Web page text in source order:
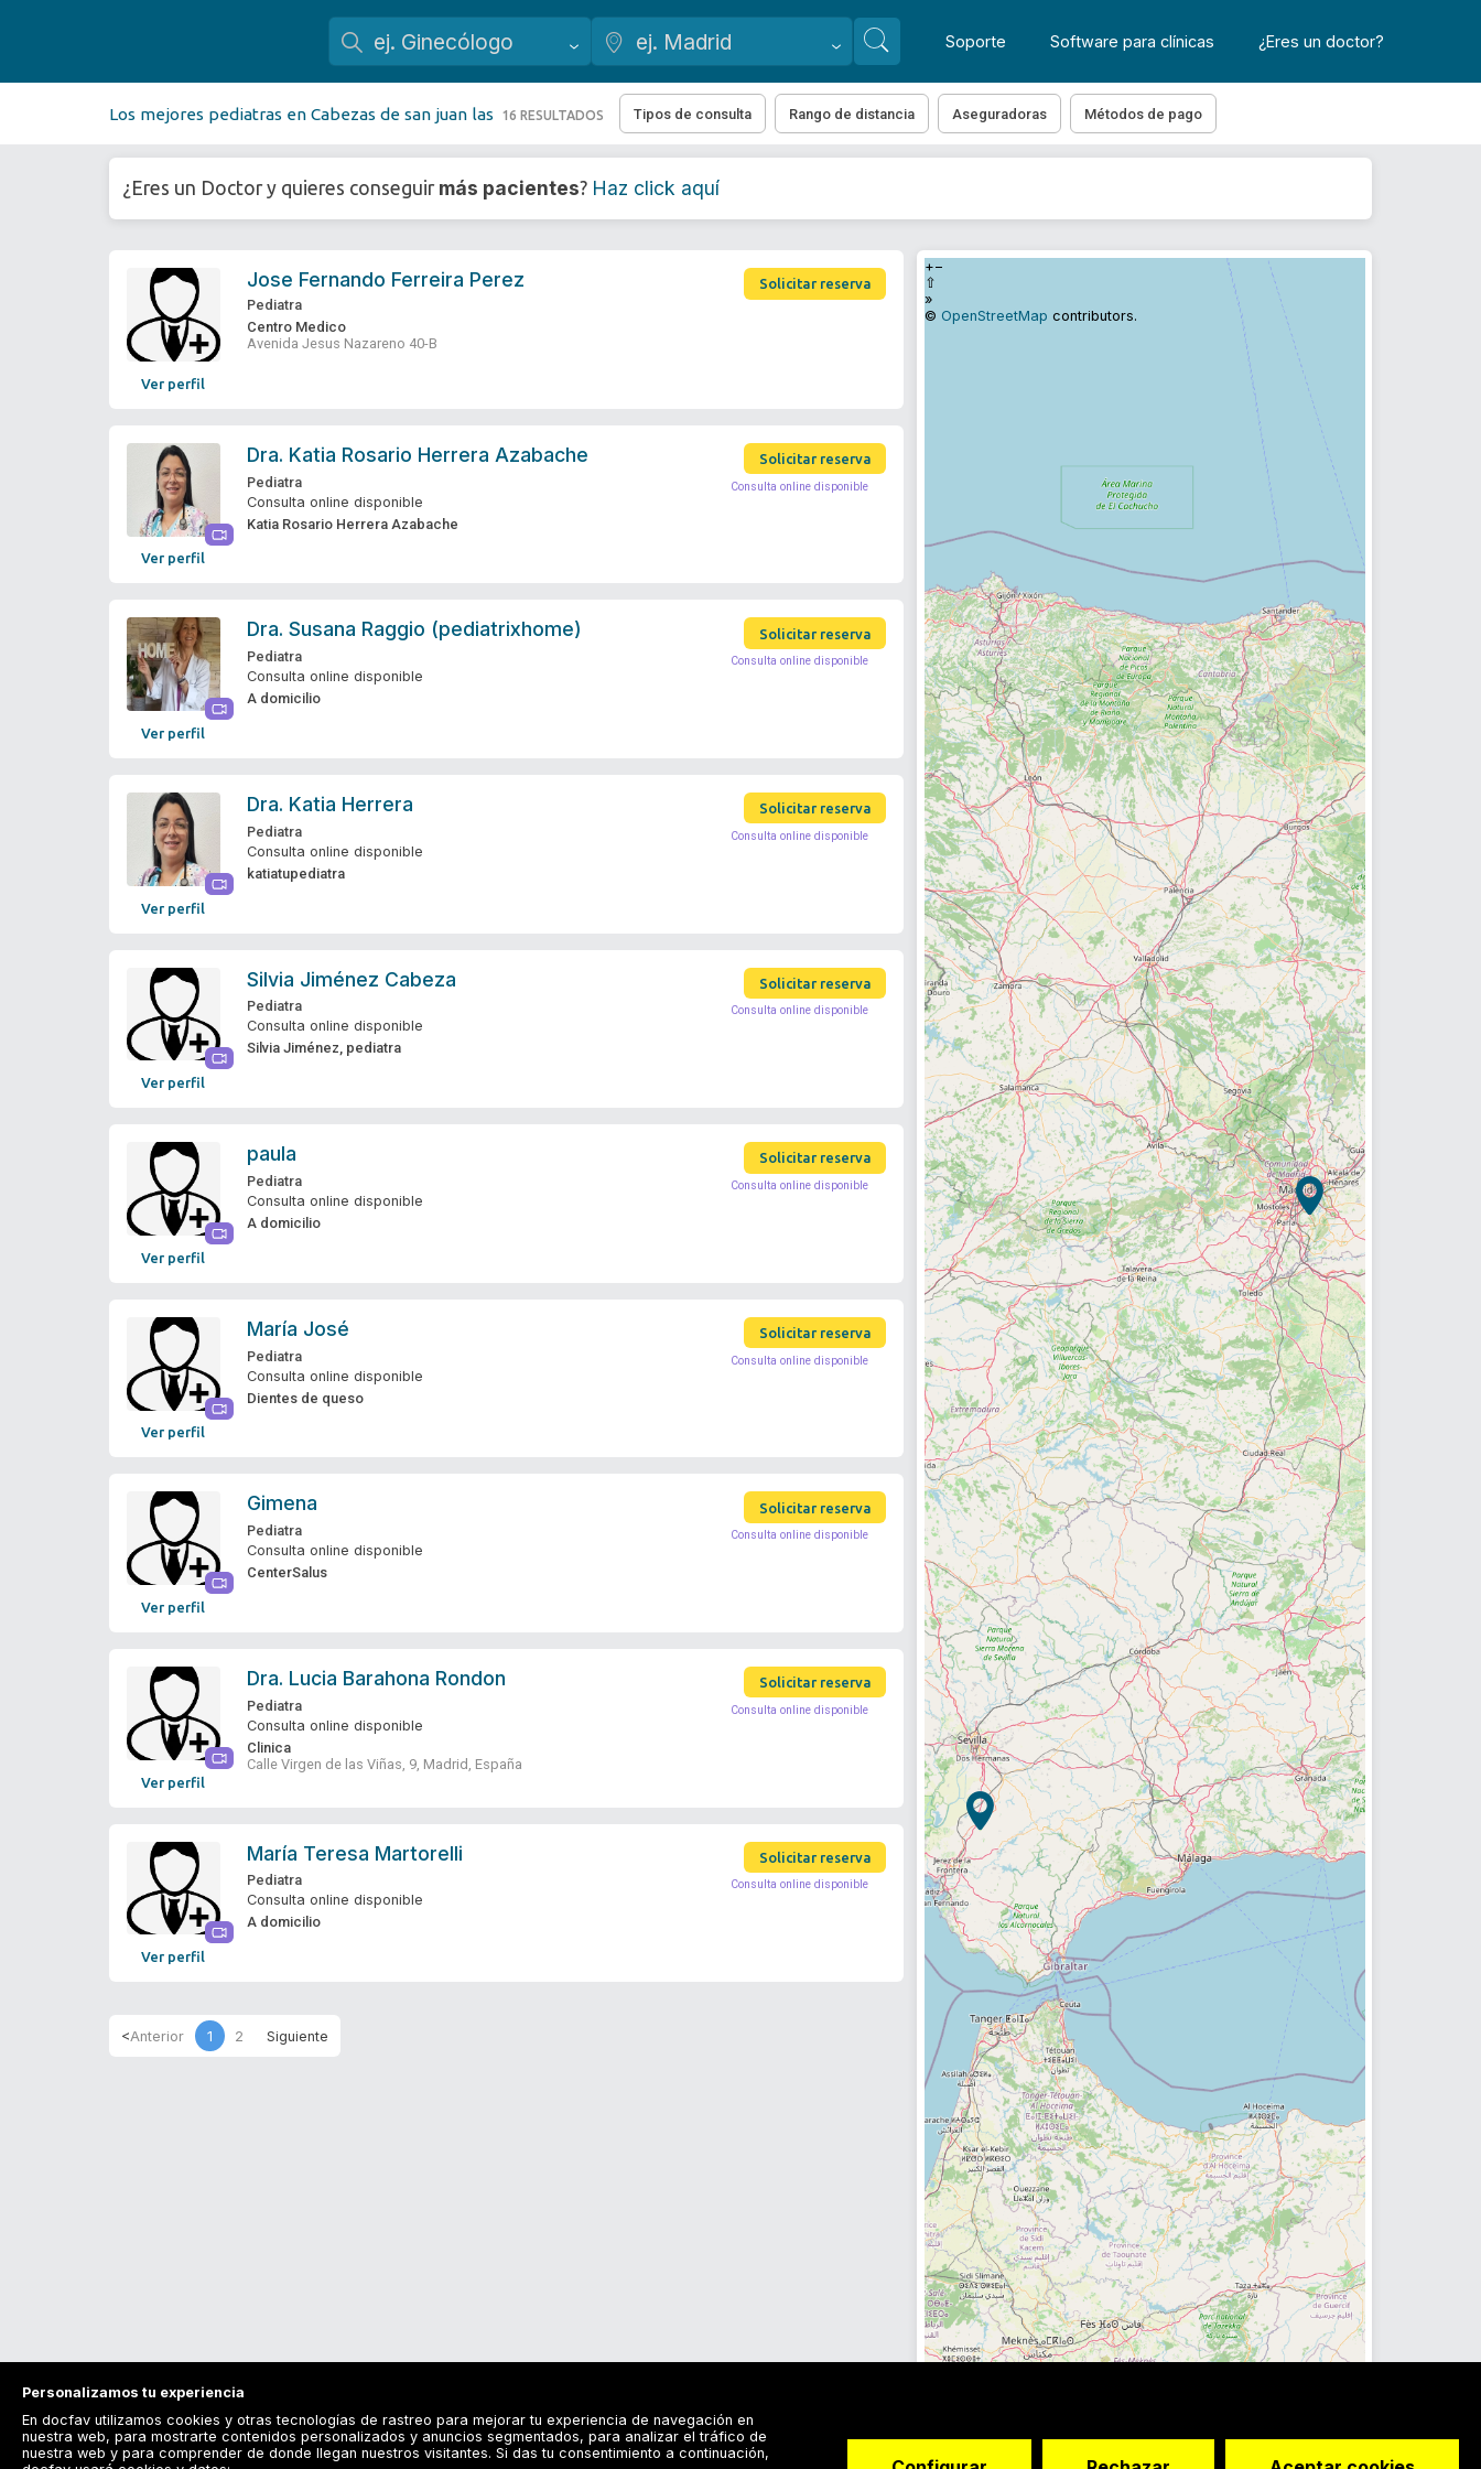
Soporte Software para clínicas ¿Eres un doctor?
Los mejores pediatras en Cabezas de san juan las 16 RESULTADOS Tipos de consulta Rango de distancia Aseguradoras Métodos de pago
¿Eres un Doctor y quieres conseguir más pacientes? Haz click aquí
Ver perfil
Jose Fernando Ferreira Perez Solicitar reserva
Pediatra
Centro Medico
Avenida Jesus Nazareno 40-B
Ver perfil
Dra. Katia Rosario Herrera Azabache Solicitar reserva
Pediatra Consulta online disponible
Consulta online disponible
Katia Rosario Herrera Azabache
Ver perfil
Dra. Susana Raggio (pediatrixhome) Solicitar reserva
Pediatra Consulta online disponible
Consulta online disponible
A domicilio
Ver perfil
Dra. Katia Herrera Solicitar reserva
Pediatra Consulta online disponible
Consulta online disponible
katiatupediatra
Ver perfil
Silvia Jiménez Cabeza Solicitar reserva
Pediatra Consulta online disponible
Consulta online disponible
Silvia Jiménez, pediatra
Ver perfil
paula Solicitar reserva
Pediatra Consulta online disponible
Consulta online disponible
A domicilio
Ver perfil
María José Solicitar reserva
Pediatra Consulta online disponible
Consulta online disponible
Dientes de queso
Ver perfil
Gimena Solicitar reserva
Pediatra Consulta online disponible
Consulta online disponible
CenterSalus
Ver perfil
Dra. Lucia Barahona Rondon Solicitar reserva
Pediatra Consulta online disponible
Consulta online disponible
Clinica
Calle Virgen de las Viñas, 9, Madrid, España
Ver perfil
María Teresa Martorelli Solicitar reserva
Pediatra Consulta online disponible
Consulta online disponible
A domicilio
1 2
+−
⇧
»
© OpenStreetMap contributors.
Personalizamos tu experiencia
En docfav utilizamos cookies y otras tecnologías de rastreo para mejorar tu experiencia de navegación en
nuestra web, para mostrarte contenidos personalizados y anuncios segmentados, para analizar el tráfico de
nuestra web y para comprender de donde llegan nuestros visitantes. Si das tu consentimiento a continuación,